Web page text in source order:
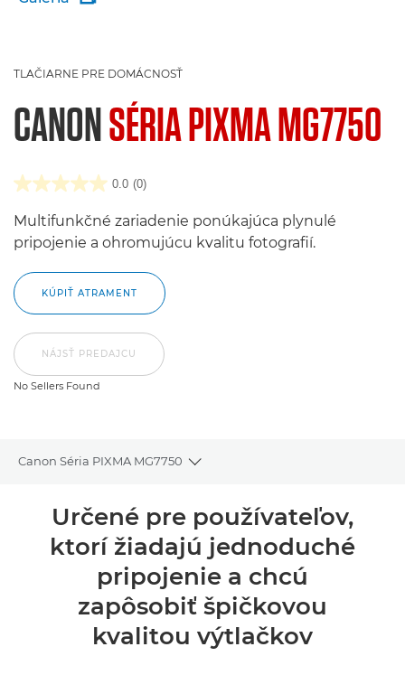
TLAČIARNE PRE DOMÁCNOSŤ
CANONSÉRIA PIXMA MG7750
0.0 (0)
Multifunkčné zariadenie ponúkajúca plynulé
pripojenie a ohromujúcu kvalitu fotografií.
KÚPIŤ ATRAMENT
NÁJSŤ PREDAJCU
No Sellers Found
Canon Séria PIXMA MG7750
Toggle breadcrumbs
Prehľad
Technické parametre
Určené pre používateľov,
ktorí žiadajú jednoduché
pripojenie a chcú
zapôsobiť špičkovou
kvalitou výtlačkov